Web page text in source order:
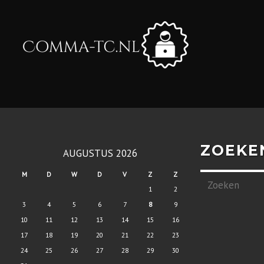
AUGUSTUS 2026
M D W D V Z
Z
1
2
3
4 5 6 7 8
9
10
11 12 13 14 15
16
17
18 19 20 21 22
23
24
25 26 27 28 29
30